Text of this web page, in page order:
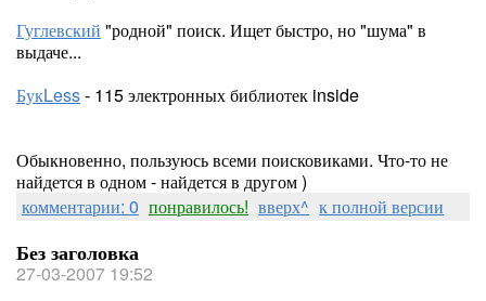
Гуглевский "родной" поиск. Ищет быстро, но "шума" в
выдаче...
БукLess- 115 электронных библиотек inside
Обыкновенно, пользуюсь всеми поисковиками. Что-то не
найдется в одном - найдется в другом )
комментарии: 0 понравилось! вверх^ к полной версии
Без заголовка
27-03-2007 19:52